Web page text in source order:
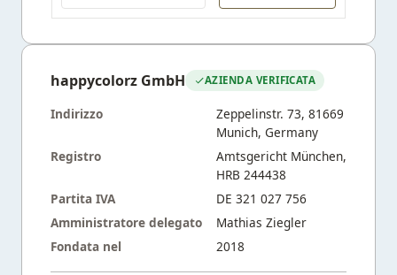
happycolorz GmbH AZIENDA VERIFICATA
Indirizzo
Zeppelinstr. 73, 81669
Munich, Germany
Registro
Amtsgericht München,
HRB 244438
Partita IVA
DE 321 027 756
Amministratore delegato
Mathias Ziegler
Fondata nel
2018